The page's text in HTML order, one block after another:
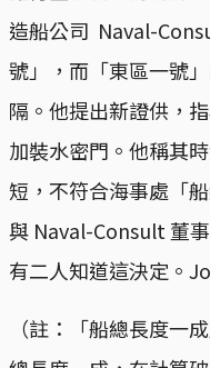
造船公司 Naval-
號」，而「東區一號
隔。他提出新證供，
加裝水密門。他稱其
短，不符合海事處「
與 Naval-Consult 董
有二人知道這決定。
（註：「船總長度一